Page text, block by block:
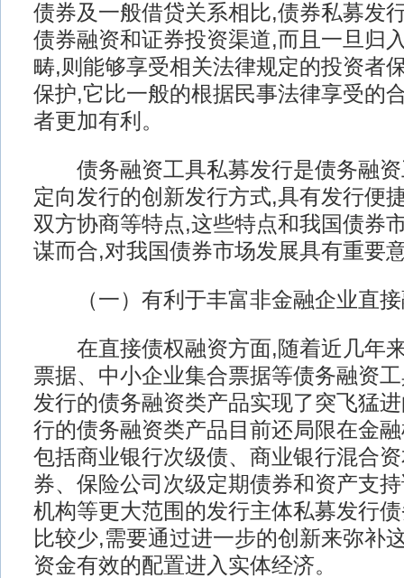
债券及一般借贷关系相比,债券私募发
债券融资和证券投资渠道,而且一旦归
畴,则能够享受相关法律规定的投资者
保护,它比一般的根据民事法律享受的
者更加有利。
债务融资工具私募发行是债务融资
定向发行的创新发行方式,具有发行便
双方协商等特点,这些特点和我国债券
谋而合,对我国债券市场发展具有重要
（一）有利于丰富非金融企业直接
在直接债权融资方面,随着近几年
票据、中小企业集合票据等债务融资
发行的债务融资类产品实现了突飞猛
行的债务融资类产品目前还局限在金
包括商业银行次级债、商业银行混合
券、保险公司次级定期债券和资产支
机构等更大范围的发行主体私募发行
比较少,需要通过进一步的创新来弥补
资金有效的配置进入实体经济。